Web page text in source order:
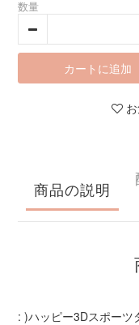
数量
カートに追加
商品の説明
: )ハッピー3Dスポーツ